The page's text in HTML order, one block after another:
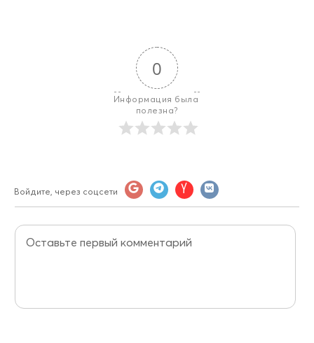
0
Информация была
полезна?
Войдите, через соцсети